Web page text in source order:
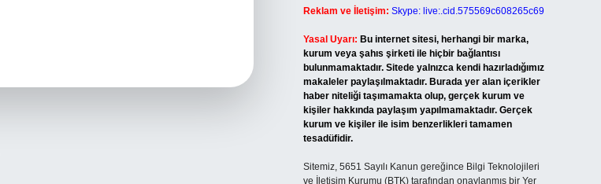
Reklam ve İletişim: Skype: live:.cid.575569c608265c69
Yasal Uyarı: Bu internet sitesi, herhangi bir marka,
kurum veya şahıs şirketi ile hiçbir bağlantısı
bulunmamaktadır. Sitede yalnızca kendi hazırladığımız
makaleler paylaşılmaktadır. Burada yer alan içerikler
haber niteliği taşımamakta olup, gerçek kurum ve
kişiler hakkında paylaşım yapılmamaktadır. Gerçek
kurum ve kişiler ile isim benzerlikleri tamamen
tesadüfidir.
Sitemiz, 5651 Sayılı Kanun gereğince Bilgi Teknolojileri
ve İletişim Kurumu (BTK) tarafından onaylanmış bir Yer